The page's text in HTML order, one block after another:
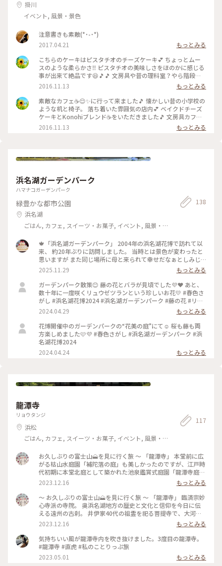
掛川
イベント, 風景・景色
注意書きも素敵(*˙-˙*)
2017.04.21
もっとみる
こちらのケーキはピスタチオのチーズケーキ💕 ちょっとムー
スのような柔らかさ‼ ピスタチオの美味しさをほのかに感じる
事が出来て絶品です😆🎵🎵 文房具や昔の理科室？やら階段や
ら、子供にかえって店内ウロウロしてしまいました🎵でも嫌な
顔をせずとても素敵な笑顔の店員さん(*^^*) 近いうちにまたま
た行きたい🎵カフェ☕😌✨です。 #わたしの街#カフェ#お茶ス
イーツ#文房具
2016.11.13
もっとみる
素敵なカフェ☕😌✨に行って来ました🎵 懐かしい昔の小学校の
ような机と椅子。 落ち着いた雰囲気の店内💕 ベイクドチーズ
ケーキとKonohiブレンド☕をいただきました🎵 文房具カフェ
と言われていて、万年筆✒、インク、ペン、ハサミ✂や本等置
かれていて、お気に入りは買うことも出来ます❗ ゆっくり過ご
2016.11.13 もっとみる
浜名湖ガーデンパーク
ハマナコガーデンパーク
緑豊かな都市公園
浜名湖
ごはん, カフェ, スイーツ・お菓子, イベント, 風景・
138
🍁「浜名湖ガーデンパーク」 2004年の浜名湖花博で訪れて以
来、 約20年ぶりに訪問しました。 当時とは景色が変わったと
思いますが また同じ場所に母と来られて幸せだなぁとしみじ
み☺️ 5人乗り自転車を借りて公園内をツーリングしました🚲
秋晴れのぽかぽかしたお天気がとっても心地よかったです☀️ .
写真は「国際庭園」と「モネの庭」の風景。 秋にしか見られ
ない温かい彩りが絵画のように 美しくて、思わず深呼吸してい
ました😌🖼️ . #秋の装い #浜名湖ガーデンパーク #静岡 #浜松 #
2025.11.29
もっとみる
ガーデンパーク散策😊 藤の花とバラが見頃でした💜❤️ あと、
数十年に一度咲くリュウゼツランという珍しいお花💛 #春色さ
がし #浜名湖花博2024 #浜名湖ガーデンパーク #藤の花 #リュ
ウゼツラン
2024.04.29
もっとみる
花博開催中のガーデンパークの“花美の庭”にて☺️ 桜も藤も両
方楽しめました🩷💜 #春色さがし #浜名湖ガーデンパーク #浜
名湖花博2024
2024.04.24
もっとみる
龍潭寺
リョウタンジ
浜松
ごはん, カフェ, スイーツ・お菓子, イベント, 風景・
117
お久しぶりの富士山🗻を見に行く旅 ～ 「龍潭寺」 本堂前に広
がる枯山水庭園「補陀落の庭」も美しかったのですが、江戸時
代初期に本堂北庭として築かれた池泉鑑賞式庭園「龍潭寺庭
園」は、東海一の名園と呼ばれるだけあって、素晴らしい眺め
でした。 中央に守護石、左右に仁王石、正面に礼拝石（坐禅
石）が配され、更に池の型が心字池となっている寺院庭園とし
て代表的な庭で、数多くの石組みと築山全体で鶴亀が表現され
ています。詳しい説明がテープで流れていて、縁側に座ってゆ
っくりと眺めを楽しみました。 うぐいす張りの廊下、左甚五
郎作の龍の彫刻、直虎と幼い虎松の像など、寺宝や文化財も沢
山有って、見所満載でした。 そして、写真は投稿していません
が、「龍潭寺」を知るきっかけとなった御神木の「梛の木」
(直政公の無事成長を願って植えられた)にパワーを頂いて来ま
した。 #富士山を見に行く旅#龍潭寺#龍潭寺庭園#梛の木#私の
2023.12.16
もっとみる
～ お久しぶりの富士山🗻を見に行く旅 ～ 「龍潭寺」 臨済宗妙
心寺派の寺院。 奥浜名湖地方の歴史と文化と信仰を今日に伝
える遠州の古刹。 井伊家40代の祖霊を祀る菩提寺で、大河ド
ラマで話題となった「井伊直虎」のゆかりの地として有名で
す。 山門を含めて、本堂、庫裏、開山堂、御霊屋、稲荷堂の6
つの建物は全て江戸時代のまま保たれていて、県指定文化財に
も認定されています。 嬉しい事に、庭園をはじめ、一部を除い
て、建物内部の写真撮影も大丈夫でした。 #富士山を見に行く
旅#龍潭寺#井伊直虎#私のことりっぷ旅#ベストトリップ
2023.12.16
もっとみる
気持ちいい風が龍潭寺内を吹き抜けました。3度目の龍潭寺。
#龍潭寺 #直虎 #私のことりっぷ旅
2023.05.01
もっとみる